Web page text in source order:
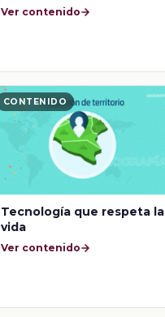
Ver contenido
CONTENIDO
Tecnología que respeta la
vida
Ver contenido